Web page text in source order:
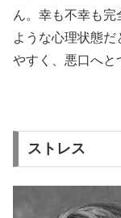
ん。幸も不幸も
ような心理状態だ
やすく、悪口へと
ストレス